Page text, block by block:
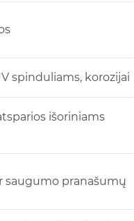
spinduliams, korozijai
išoriniams
saugumo pranašumų